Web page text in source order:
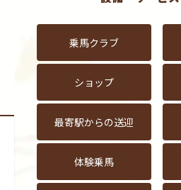
乗馬クラブ
ショップ
最寄駅からの送迎
体験乗馬